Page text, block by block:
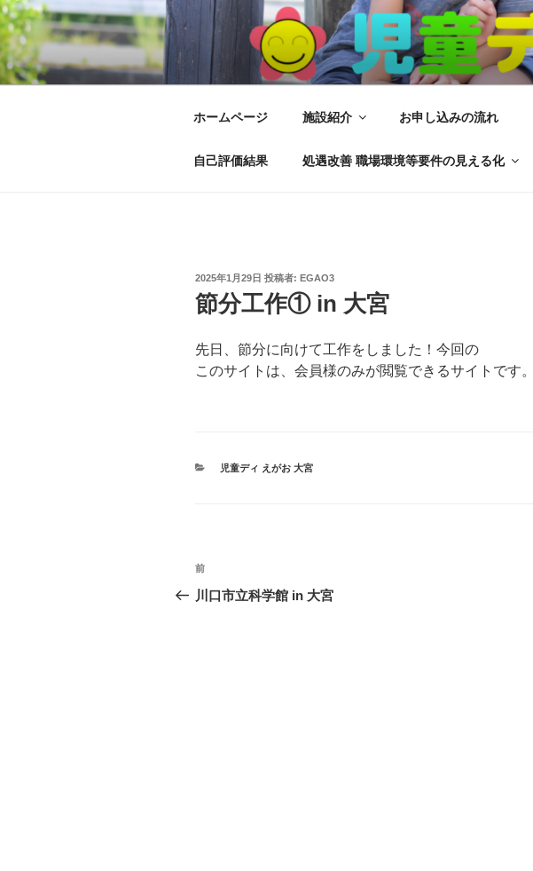
コ
ン
テ
ン
児童ディ えがお
児童発達支援、放課後児童ディサービス
ホームページ 施設紹介 お申し込みの流れ
自己評価結果 処遇改善 職場環境等要件の見える化
投
稿
日:
2025年1月29日 投稿者: EGAO3
節分工作① in 大宮
先日、節分に向けて工作をしました！今回の
このサイトは、会員様のみが閲覧できるサイトです。
カ
児童ディ えがお 大宮
投
稿
過
去
前
川口市立科学館 in 大宮